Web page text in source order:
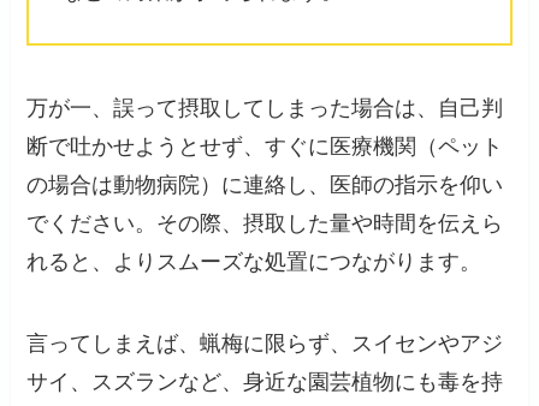
万が一、誤って摂取してしまった場合は、自己判
断で吐かせようとせず、すぐに医療機関（ペット
の場合は動物病院）に連絡し、医師の指示を仰い
でください。その際、摂取した量や時間を伝えら
れると、よりスムーズな処置につながります。
言ってしまえば、蝋梅に限らず、スイセンやアジ
サイ、スズランなど、身近な園芸植物にも毒を持